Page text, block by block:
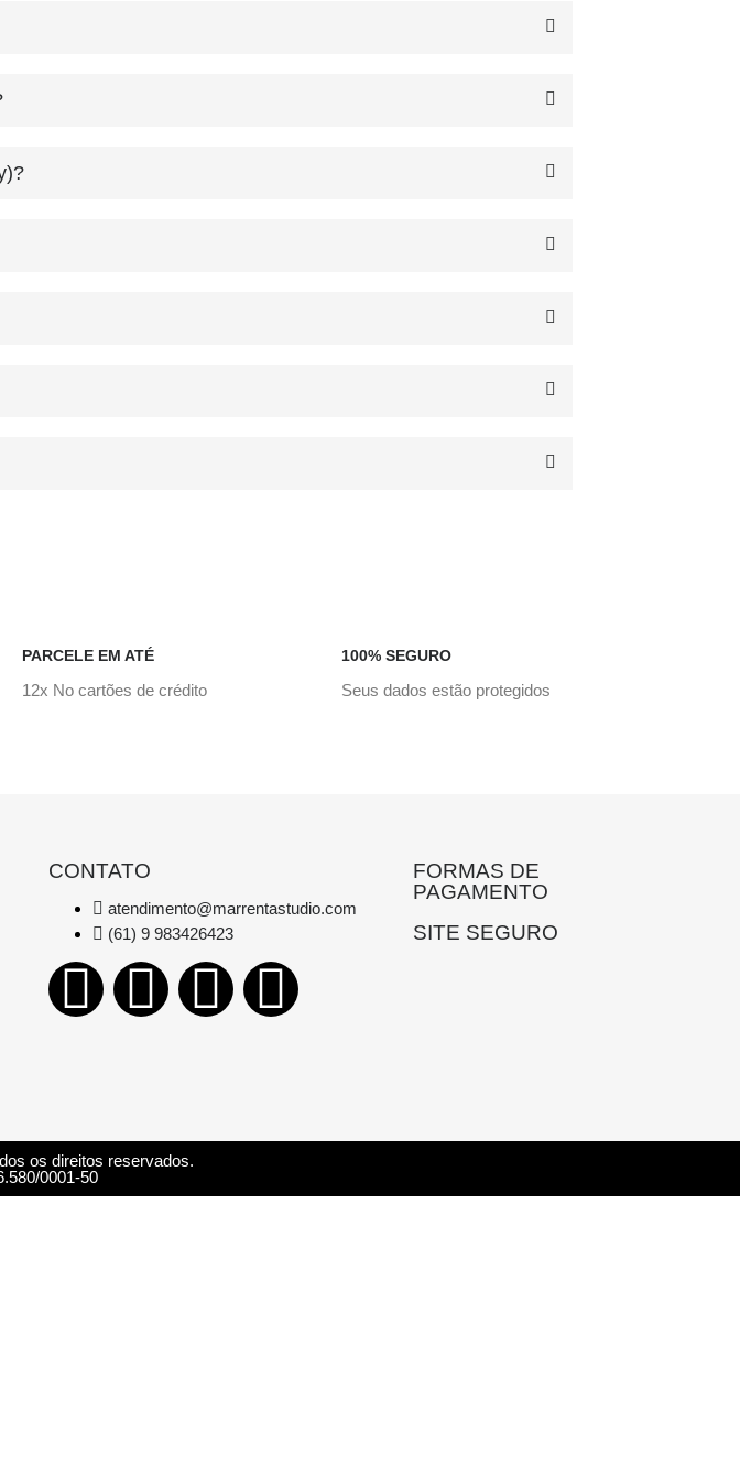
PARCELE EM ATÉ
12x No cartões de crédito
100% SEGURO
Seus dados estão protegidos
CONTATO
atendimento@marrentastudio.com
(61) 9 983426423
FORMAS DE
PAGAMENTO
SITE SEGURO
os direitos reservados.
0001-50